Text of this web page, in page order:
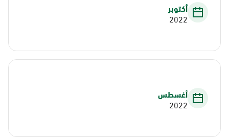
أكتوبر
2022
أغسطس
2022